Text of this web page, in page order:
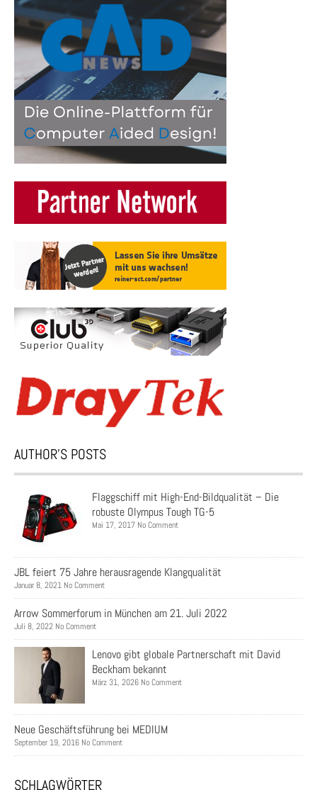
AUTHOR’S POSTS
Flaggschiff mit High-End-Bildqualität – Die
robuste Olympus Tough TG-5
Mai 17, 2017 No Comment
JBL feiert 75 Jahre herausragende Klangqualität
Januar 8, 2021 No Comment
Arrow Sommerforum in München am 21. Juli 2022
Juli 8, 2022 No Comment
Lenovo gibt globale Partnerschaft mit David
Beckham bekannt
März 31, 2026 No Comment
Neue Geschäftsführung bei MEDIUM
September 19, 2016 No Comment
SCHLAGWÖRTER